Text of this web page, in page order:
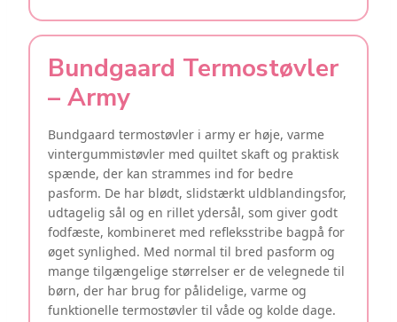
Bundgaard Termostøvler
– Army
Bundgaard termostøvler i army er høje, varme
vintergummistøvler med quiltet skaft og praktisk
spænde, der kan strammes ind for bedre
pasform. De har blødt, slidstærkt uldblandingsfor,
udtagelig sål og en rillet ydersål, som giver godt
fodfæste, kombineret med refleksstribe bagpå for
øget synlighed. Med normal til bred pasform og
mange tilgængelige størrelser er de velegnede til
børn, der har brug for pålidelige, varme og
funktionelle termostøvler til våde og kolde dage.